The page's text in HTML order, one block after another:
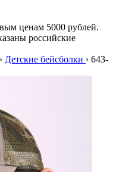
ценам 5000 рублей.
российские
› Детские бейсболки › 643-